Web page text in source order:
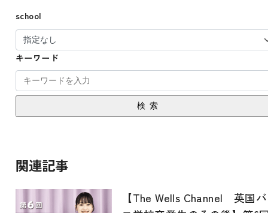
school
キーワード
検索
関連記事
【The Wells Channel 英国